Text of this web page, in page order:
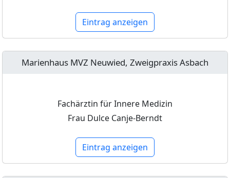
Eintrag anzeigen
Marienhaus MVZ Neuwied, Zweigpraxis Asbach
Fachärztin für Innere Medizin
Frau Dulce Canje-Berndt
Eintrag anzeigen